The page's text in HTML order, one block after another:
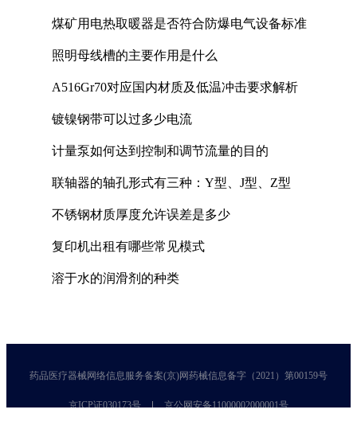
煤矿用电热取暖器是否符合防爆电气设备标准
照明母线槽的主要作用是什么
A516Gr70对应国内材质及低温冲击要求解析
镀镍钢带可以过多少电流
计量泵如何达到控制和调节流量的目的
联轴器的轴孔形式有三种：Y型、J型、Z型
不锈钢材质厚度允许误差是多少
复印机出租有哪些常见模式
溶于水的润滑剂的种类
药品医疗器械网络信息服务备案(京)网药械信息备字（2021）第00159号
京ICP证030173号 京公网安备11000002000001号